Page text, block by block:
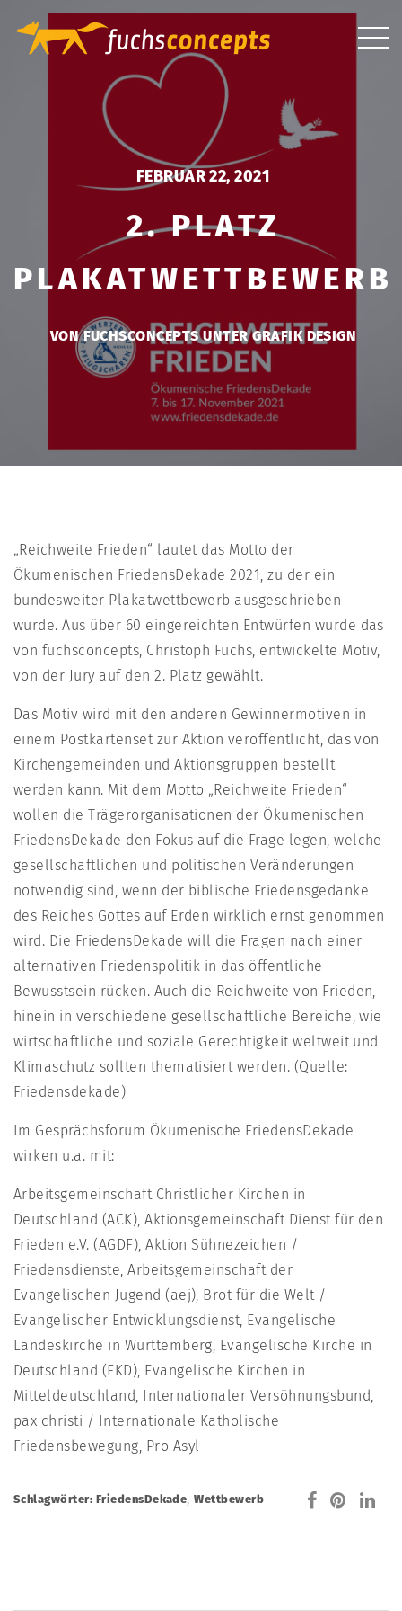
FEBRUAR 22, 2021
2. PLATZ
PLAKATWETTBEWERB
VON FUCHSCONCEPTS UNTERGRAFIK DESIGN
„Reichweite Frieden“ lautet das Motto der
Ökumenischen FriedensDekade 2021, zu der ein
bundesweiter Plakatwettbewerb ausgeschrieben
wurde. Aus über 60 eingereichten Entwürfen wurde das
von fuchsconcepts, Christoph Fuchs, entwickelte Motiv,
von der Jury auf den 2. Platz gewählt.
Das Motiv wird mit den anderen Gewinnermotiven in
einem Postkartenset zur Aktion veröffentlicht, das von
Kirchengemeinden und Aktionsgruppen bestellt
werden kann. Mit dem Motto „Reichweite Frieden“
wollen die Trägerorganisationen der Ökumenischen
FriedensDekade den Fokus auf die Frage legen, welche
gesellschaftlichen und politischen Veränderungen
notwendig sind, wenn der biblische Friedensgedanke
des Reiches Gottes auf Erden wirklich ernst genommen
wird. Die FriedensDekade will die Fragen nach einer
alternativen Friedenspolitik in das öffentliche
Bewusstsein rücken. Auch die Reichweite von Frieden,
hinein in verschiedene gesellschaftliche Bereiche, wie
wirtschaftliche und soziale Gerechtigkeit weltweit und
Klimaschutz sollten thematisiert werden. (Quelle:
Friedensdekade)
Im Gesprächsforum Ökumenische FriedensDekade
wirken u.a. mit:
Arbeitsgemeinschaft Christlicher Kirchen in
Deutschland (ACK), Aktionsgemeinschaft Dienst für den
Frieden e.V. (AGDF), Aktion Sühnezeichen /
Friedensdienste, Arbeitsgemeinschaft der
Evangelischen Jugend (aej), Brot für die Welt /
Evangelischer Entwicklungsdienst, Evangelische
Landeskirche in Württemberg, Evangelische Kirche in
Deutschland (EKD), Evangelische Kirchen in
Mitteldeutschland, Internationaler Versöhnungsbund,
pax christi / Internationale Katholische
Friedensbewegung, Pro Asyl
Schlagwörter: FriedensDekade,Wettbewerb